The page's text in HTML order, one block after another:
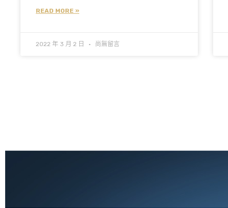
READ MORE »
2022 年 3 月 2 日 尚無留言